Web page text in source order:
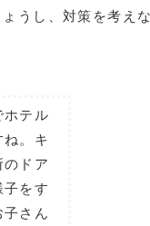
うし、対策を考え
ホテル
。キ
ドア
をす
子さん